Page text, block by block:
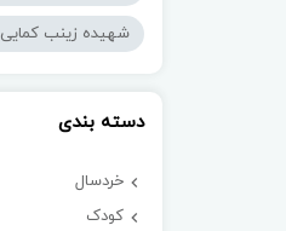
شهیده زینب کمایی
دسته بندی
خردسال
کودک